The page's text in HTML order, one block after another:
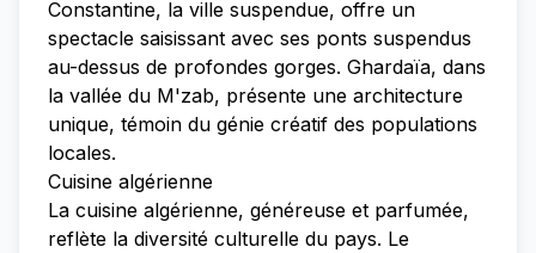
Constantine, la ville suspendue, offre un
spectacle saisissant avec ses ponts suspendus
au-dessus de profondes gorges. Ghardaïa, dans
la vallée du M'zab, présente une architecture
unique, témoin du génie créatif des populations
locales.
Cuisine algérienne
La cuisine algérienne, généreuse et parfumée,
reflète la diversité culturelle du pays. Le